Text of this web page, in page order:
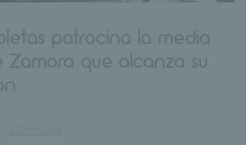
patrocina la media
que alcanza su